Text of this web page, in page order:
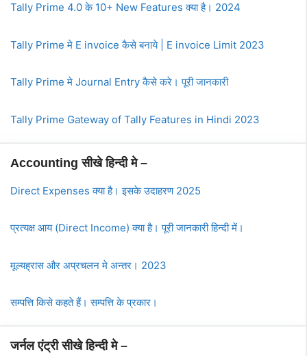
Tally Prime 4.0 के 10+ New Features क्या है। 2024
Tally Prime मे E invoice कैसे बनाये | E invoice Limit 2023
Tally Prime मे Journal Entry कैसे करे। पूरी जानकारी
Tally Prime Gateway of Tally Features in Hindi 2023
Accounting सीखे हिन्दी मे –
Direct Expenses क्या है। इसके उदाहरण 2025
प्रत्यक्ष आय (Direct Income) क्या है। पूरी जानकारी हिन्दी में।
मूल्यह्रास और अप्रचलन मे अन्तर। 2023
सम्पत्ति किसे कहते हैं। सम्पत्ति के प्रकार।
जर्नल एंट्री सीखे हिन्दी मे –